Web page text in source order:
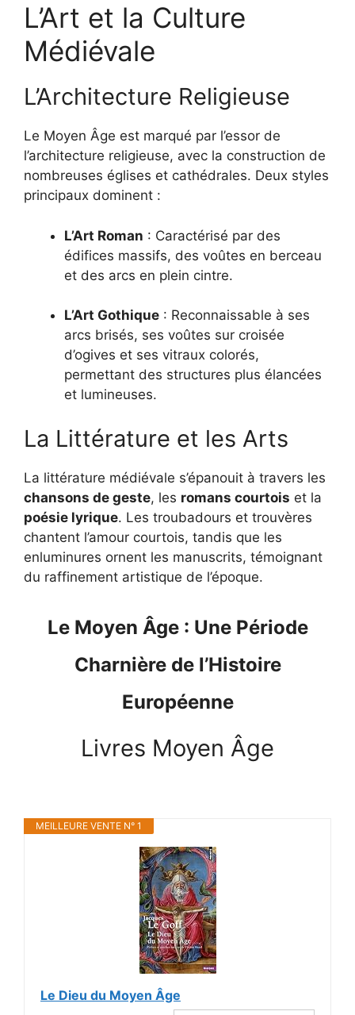
L’Art et la Culture
Médiévale
L’Architecture Religieuse
Le Moyen Âge est marqué par l’essor de
l’architecture religieuse, avec la construction de
nombreuses églises et cathédrales. Deux styles
principaux dominent :
L’Art Roman : Caractérisé par des
édifices massifs, des voûtes en berceau
et des arcs en plein cintre.
L’Art Gothique : Reconnaissable à ses
arcs brisés, ses voûtes sur croisée
d’ogives et ses vitraux colorés,
permettant des structures plus élancées
et lumineuses.
La Littérature et les Arts
La littérature médiévale s’épanouit à travers les
chansons de geste, les romans courtois et la
poésie lyrique. Les troubadours et trouvères
chantent l’amour courtois, tandis que les
enluminures ornent les manuscrits, témoignant
du raffinement artistique de l’époque.
Le Moyen Âge : Une Période
Charnière de l’Histoire
Européenne
Livres Moyen Âge
MEILLEURE VENTE N° 1
Le Dieu du Moyen Âge